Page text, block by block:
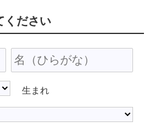
ください
生まれ